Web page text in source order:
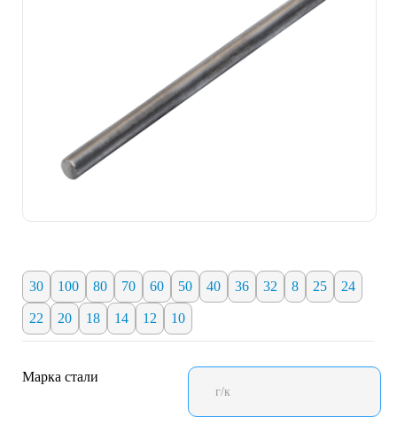
30 100 80 70 60 50 40 36 32 8 25 24
22 20 18 14 12 10
Марка стали
г/к